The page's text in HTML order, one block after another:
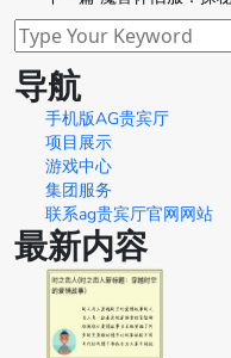
导航
手机版AG贵宾厅
项目展示
游戏中心
集团服务
联系ag贵宾厅官网网站
最新内容